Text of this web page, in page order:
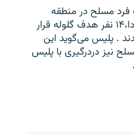
مسلح در منطقه
مرکزی تورنتو ،‌بزرگترین شهر کانادا،۱۴ نفر هدف گلوله قرار
. پلیس می‌گوید این
نیز دردرگیری با پلیس